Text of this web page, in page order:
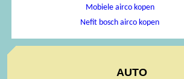
Mobiele airco kopen
Nefit bosch airco kopen
AUTO